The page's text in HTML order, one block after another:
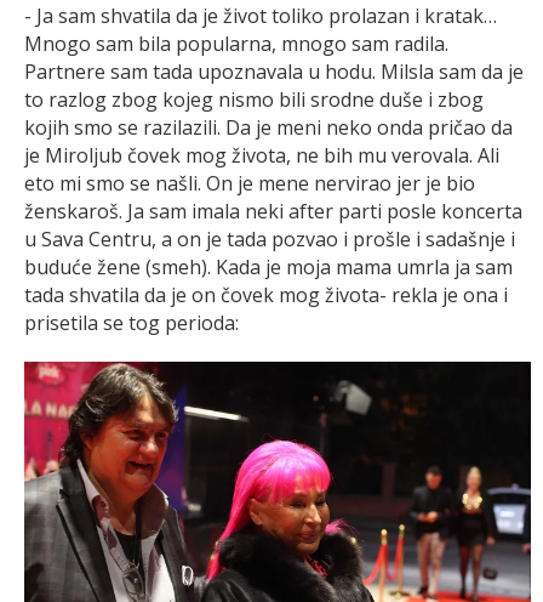
- Ja sam shvatila da je život toliko prolazan i kratak…
Mnogo sam bila popularna, mnogo sam radila.
Partnere sam tada upoznavala u hodu. Milsla sam da je
to razlog zbog kojeg nismo bili srodne duše i zbog
kojih smo se razilazili. Da je meni neko onda pričao da
je Miroljub čovek mog života, ne bih mu verovala. Ali
eto mi smo se našli. On je mene nervirao jer je bio
ženskaroš. Ja sam imala neki after parti posle koncerta
u Sava Centru, a on je tada pozvao i prošle i sadašnje i
buduće žene (smeh). Kada je moja mama umrla ja sam
tada shvatila da je on čovek mog života- rekla je ona i
prisetila se tog perioda: